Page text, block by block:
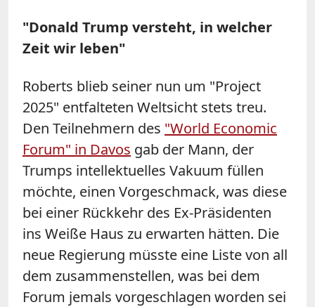
"Donald Trump versteht, in welcher
Zeit wir leben"
Roberts blieb seiner nun um "Project
2025" entfalteten Weltsicht stets treu.
Den Teilnehmern des "World Economic
Forum" in Davos gab der Mann, der
Trumps intellektuelles Vakuum füllen
möchte, einen Vorgeschmack, was diese
bei einer Rückkehr des Ex-Präsidenten
ins Weiße Haus zu erwarten hätten. Die
neue Regierung müsste eine Liste von all
dem zusammenstellen, was bei dem
Forum jemals vorgeschlagen worden sei